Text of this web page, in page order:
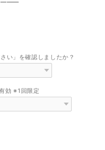
い」を確認しましたか？
効 ※1回限定